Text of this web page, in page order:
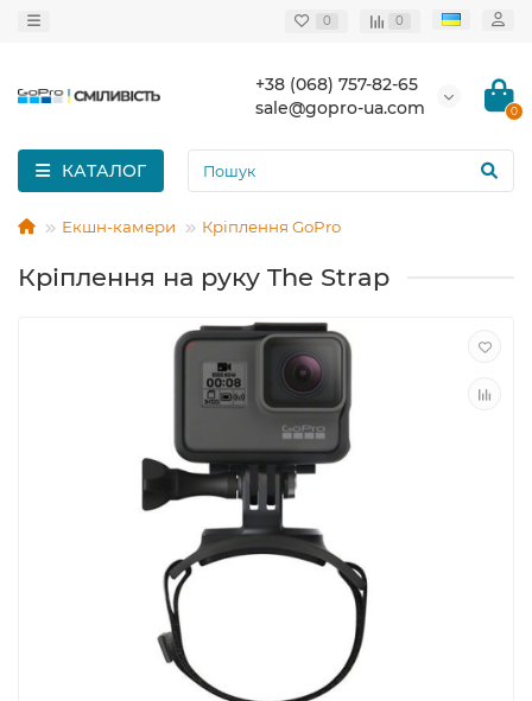
0 0
+38 (068) 757-82-65
sale@gopro-ua.com
0
КАТАЛОГ
Екшн-камери Кріплення GoPro
Кріплення на руку The Strap